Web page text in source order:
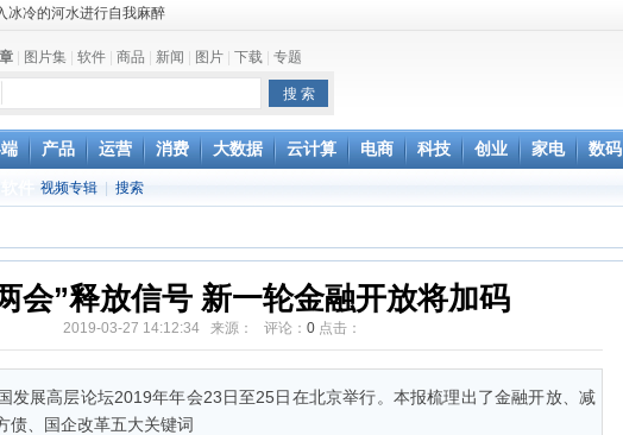
做一条“美人鱼”
在你身上游走
停不下来
信 Volte 和查询保修
移动电信很无奈，网友：资费还
出第一枪 国台办回应
事长回应：是误解
欢用什么样的方式去刺激
图片集 软件 商品 新闻 图片 下载 专题
产品 运营 消费 大数据 云计算 电商 科技 创业 家电 数码
视频专辑 搜索
会”释放信号 新一轮金融开放将加码
2019-03-27 14:12:34 来源： 评论： 0点击：
发展高层论坛2019年年会23日至25日在北京举行。本报梳理出了金融开放、减
债、国企改革五大关键词